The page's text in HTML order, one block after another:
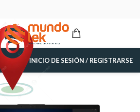
INICIO DE SESIÓN / REGISTRARSE